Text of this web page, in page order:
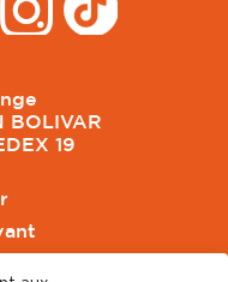
BOLIVAR
19